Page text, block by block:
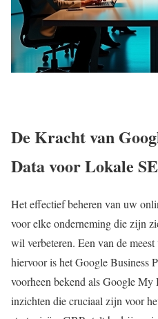
De Kracht van
Data voor Lokale
Het effectief beheren van uw
voor elke onderneming die zijn
wil verbeteren. Een van de
hiervoor is het Google Business
voorheen bekend als Google My
inzichten die cruciaal zijn voor